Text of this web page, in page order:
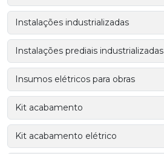
Instalações industrializadas
Instalações prediais industrializadas
Insumos elétricos para obras
Kit acabamento
Kit acabamento elétrico